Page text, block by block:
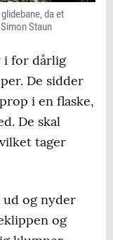
da et
Staun
i for dårlig
De sidder
i en flaske,
De skal
tager
og nyder
og